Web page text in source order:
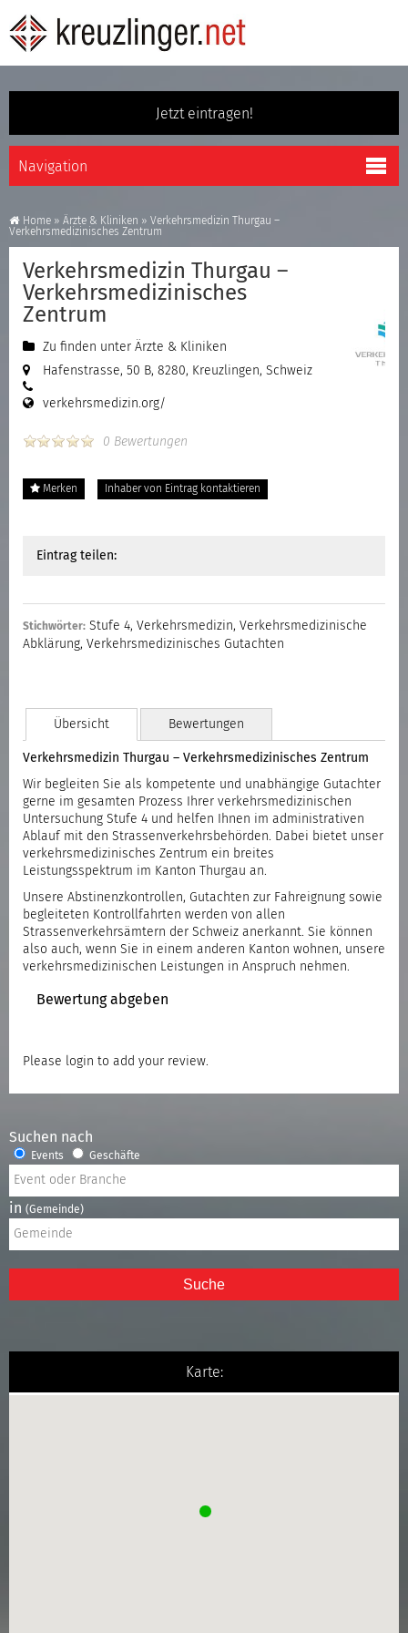
Jetzt eintragen!
Home » Ärzte & Kliniken » Verkehrsmedizin Thurgau –
Verkehrsmedizinisches Zentrum
Verkehrsmedizin Thurgau –
Verkehrsmedizinisches
Zentrum
Zu finden unter Ärzte & Kliniken
Hafenstrasse, 50 B, 8280, Kreuzlingen, Schweiz
verkehrsmedizin.org/
0 Bewertungen
Merken Inhaber von Eintrag kontaktieren
Eintrag teilen:
Stichwörter: Stufe 4, Verkehrsmedizin, Verkehrsmedizinische
Abklärung, Verkehrsmedizinisches Gutachten
Übersicht Bewertungen
Verkehrsmedizin Thurgau – Verkehrsmedizinisches Zentrum
Wir begleiten Sie als kompetente und unabhängige Gutachter
gerne im gesamten Prozess Ihrer verkehrsmedizinischen
Untersuchung Stufe 4 und helfen Ihnen im administrativen
Ablauf mit den Strassenverkehrsbehörden. Dabei bietet unser
verkehrsmedizinisches Zentrum ein breites
Leistungsspektrum im Kanton Thurgau an.
Unsere Abstinenzkontrollen, Gutachten zur Fahreignung sowie
begleiteten Kontrollfahrten werden von allen
Strassenverkehrsämtern der Schweiz anerkannt. Sie können
also auch, wenn Sie in einem anderen Kanton wohnen, unsere
verkehrsmedizinischen Leistungen in Anspruch nehmen.
Bewertung abgeben
Please login to add your review.
Suchen nach
Events Geschäfte
in (Gemeinde)
Suche
Karte: